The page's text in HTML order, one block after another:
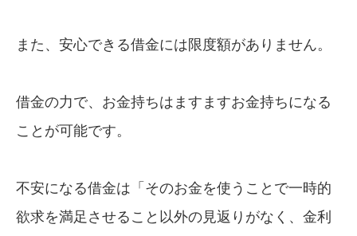
また、安心できる借金には限度額がありません。
借金の力で、お金持ちはますますお金持ちになる
ことが可能です。
不安になる借金は「そのお金を使うことで一時的
欲求を満足させること以外の見返りがなく、金利